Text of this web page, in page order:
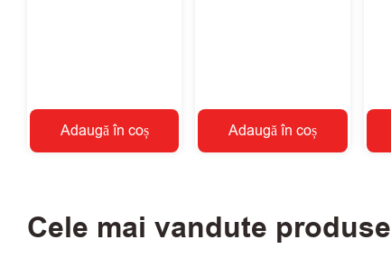
Adaugă în coș Adaugă în coș
Cele mai vandute produse